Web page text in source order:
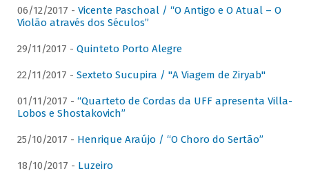
06/12/2017 - Vicente Paschoal / “O Antigo e O Atual – O
Violão através dos Séculos”
29/11/2017 - Quinteto Porto Alegre
22/11/2017 - Sexteto Sucupira / "A Viagem de Ziryab"
01/11/2017 - “Quarteto de Cordas da UFF apresenta Villa-
Lobos e Shostakovich”
25/10/2017 - Henrique Araújo / “O Choro do Sertão”
18/10/2017 - Luzeiro